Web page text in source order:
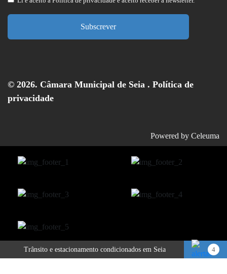
Subscrever
© 2026. Câmara Municipal de Seia . Política de
privacidade
Powered by Celeuma
Trânsito e estacionamento condicionados em Seia 4